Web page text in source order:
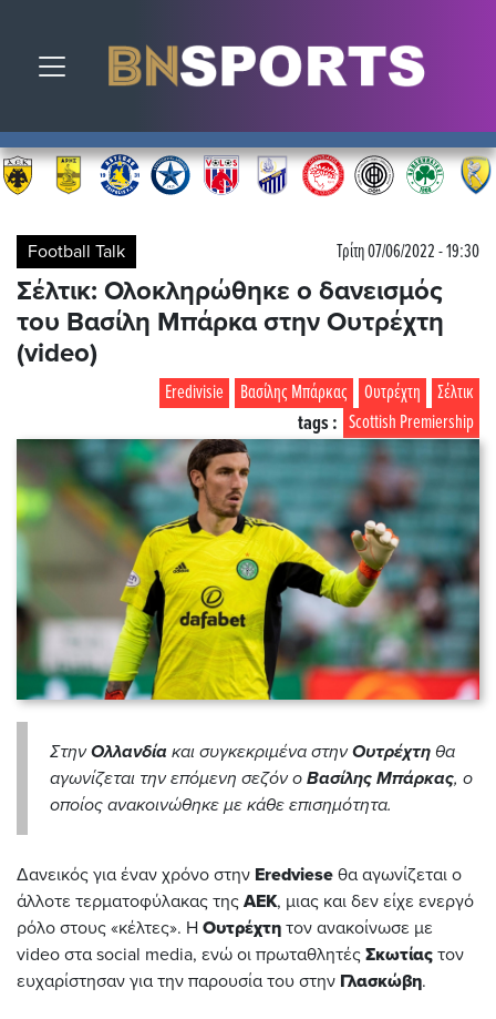
Toggle navigation
Football Talk Τρίτη 07/06/2022 - 19:30
Σέλτικ: Ολοκληρώθηκε ο δανεισμός
του Βασίλη Μπάρκα στην Ουτρέχτη
(video)
Σέλτικ
Ουτρέχτη
Βασίλης Μπάρκας
Eredivisie
Scottish Premiership
tags :
ΣτηνΟλλανδία και συγκεκριμένα στηνΟυτρέχτη θα
αγωνίζεται την επόμενη σεζόν ο Βασίλης Μπάρκας, ο
οποίος ανακοινώθηκε με κάθε επισημότητα.
Δανεικός για έναν χρόνο στην Eredviese θα αγωνίζεται ο
άλλοτε τερματοφύλακας της ΑΕΚ, μιας και δεν είχε ενεργό
ρόλο στους «κέλτες». Η Ουτρέχτη τον ανακοίνωσε με
video στα social media, ενώ οι πρωταθλητές Σκωτίας τον
ευχαρίστησαν για την παρουσία του στην Γλασκώβη.